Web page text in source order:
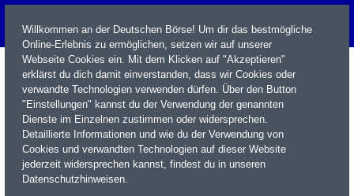
Name / WKN / ISIN / Kürzel
Willkommen an der Deutschen Börse! Um dir das bestmögliche
Online-Erlebnis zu ermöglichen, setzen wir auf unserer
Webseite Cookies ein. Mit dem Klicken auf "Akzeptieren"
erklärst du dich damit einverstanden, dass wir Cookies oder
verwandte Technologien verwenden dürfen. Über den Button
"Einstellungen" kannst du der Verwendung der genannten
Dienste im Einzelnen zustimmen oder widersprechen.
Detaillierte Informationen und wie du der Verwendung von
Cookies und verwandten Technologien auf dieser Website
jederzeit widersprechen kannst, findest du in unseren
Datenschutzhinweisen.